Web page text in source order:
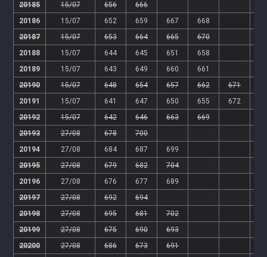
20185
15/07 656
666
20186
15/07 652 659 667
668
20187
15/07 653 664 665
670
20188
15/07 644 645 651
658
20189
15/07 643 649 660
661
20190
15/07 648 654 657 662
671
20191
15/07 641 647 650 655
672
20192
15/07 642 646 663
669
20193
27/08 678
700
20194
27/08 684 687
699
20195
27/08 679 682
704
20196
27/08 676 677
689
20197
27/08 692
694
20198
27/08 695 681
702
20199
27/08 675 690
693
20200
27/08 686 673
691